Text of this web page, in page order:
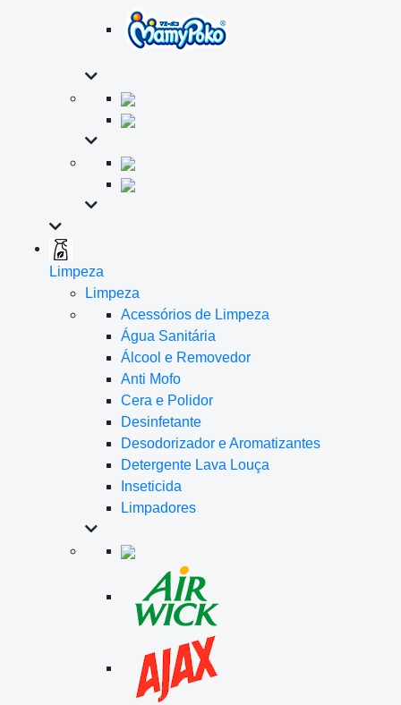
Limpeza
Limpeza
Acessórios de Limpeza
Água Sanitária
Álcool e Removedor
Anti Mofo
Cera e Polidor
Desinfetante
Desodorizador e Aromatizantes
Detergente Lava Louça
Inseticida
Limpadores